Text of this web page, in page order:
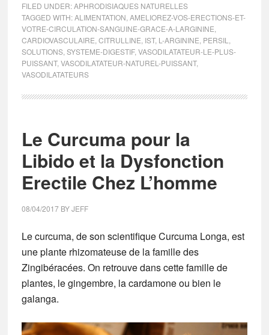
FILED UNDER:APHRODISIAQUES NATURELLES
TAGGED WITH:ALIMENTATION AMELIOREZ-VOS-ERECTIONS-ET-
VOTRE-CIRCULATION-SANGUINE-GRACE-A-LARGININE
CARDIOVASCULAIRE CITRULLINE IST, L-ARGININE PERSIL
SOLUTIONS, SYSTEME-DIGESTIF, VASODILATATEUR-LE-PLUS-
PUISSANT, VASODILATATEUR-NATUREL-PUISSANT,
VASODILATATEURS
Le Curcuma pour la
Libido et la Dysfonction
Erectile Chez L’homme
08/04/2017BYJEFF
Le curcuma, de son scientifique Curcuma Longa, est
une plante rhizomateuse de la famille des
Zingibéracées. On retrouve dans cette famille de
plantes, le gingembre, la cardamone ou bien le
galanga.